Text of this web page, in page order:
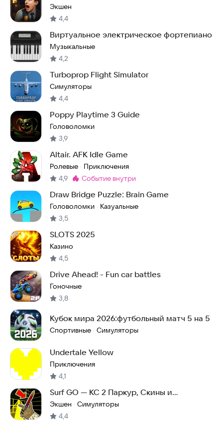
Экшен
4,4
Виртуальное электрическое фортепиано
Музыкальные
4,2
Turboprop Flight Simulator
Симуляторы
4,4
Poppy Playtime 3 Guide
Головоломки
3,9
Altair. AFK Idle Game
Ролевые · Приключения
4,9 Метка:
событие внутри
Draw Bridge Puzzle: Brain Game
Головоломки · Казуальные
3,5
SLOTS 2025
Казино
4,5
Drive Ahead! - Fun car battles
Гоночные
3,8
Кубок мира 2026:футбольный матч 5 на 5
Спортивные · Симуляторы
Undertale Yellow
Приключения
4,1
Surf GO — КС 2 Паркур, Скины и
симулятор Кейсов!
Экшен · Симуляторы
4,4